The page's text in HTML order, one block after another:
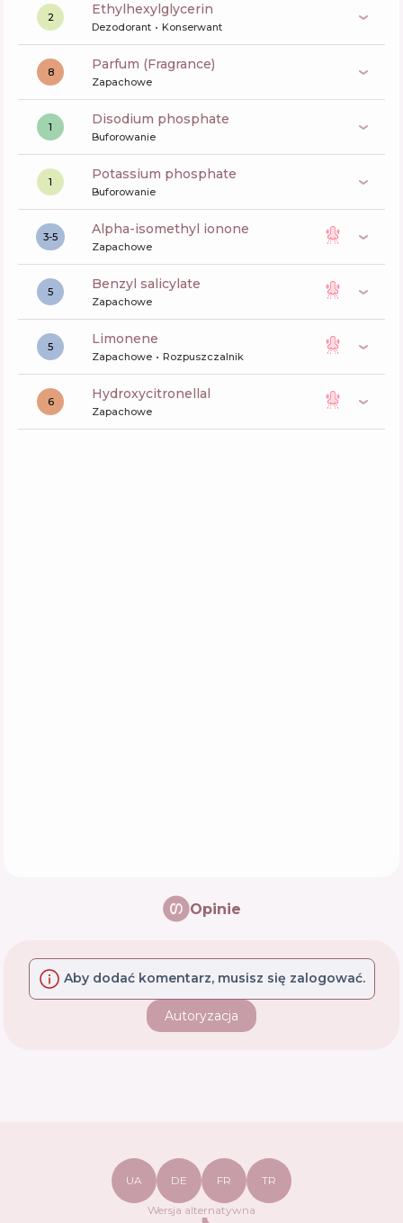
2 ethylhexylglycerin
Dezodorant Konserwant
8 Parfum (Fragrance)
Zapachowe
1 disodium phosphate
Buforowanie
1 potassium phosphate
Buforowanie
3-5 alpha-isomethyl ionone
Zapachowe
5 benzyl salicylate
Zapachowe
5 limonene
Zapachowe Rozpuszczalnik
6 hydroxycitronellal
Zapachowe
Opinie
Aby dodać komentarz, musisz się zalogować.
Autoryzacja
UA DE FR TR
Wersja alternatywna